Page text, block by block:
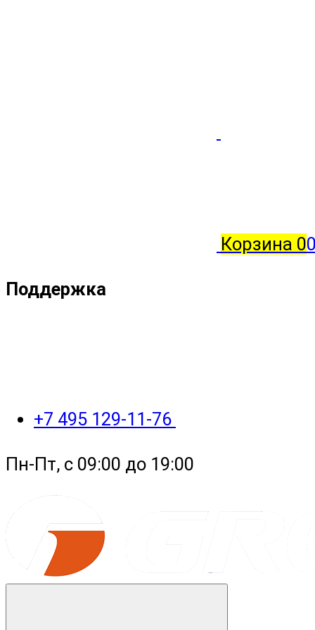
Корзина 0
Поддержка
+7 495 129-11-76
Пн-Пт, с 09:00 до 19:00